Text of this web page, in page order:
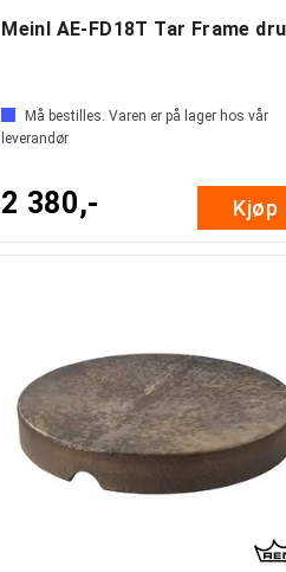
Må bestilles. Varen er på lager hos vår
leverandør
2 380,- Kjøp